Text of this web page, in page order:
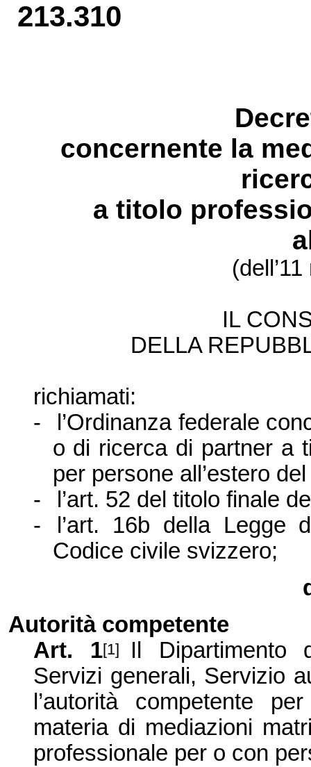
213.310
concernente la
a titolo profe
(dell’11
IL
DELLA
richiamati:
-
l’Ordinanza federale
o di ricerca di partner a
per persone all’estero
-
l’art. 52 del titolo finale
-
l’art. 16b della Legge
Codice civile svizzero;
Autorità competente
Art. 1[1]
Il Dipartimento
Servizi generali, Servizio
l’autorità competente
materia di mediazioni
professionale per o con